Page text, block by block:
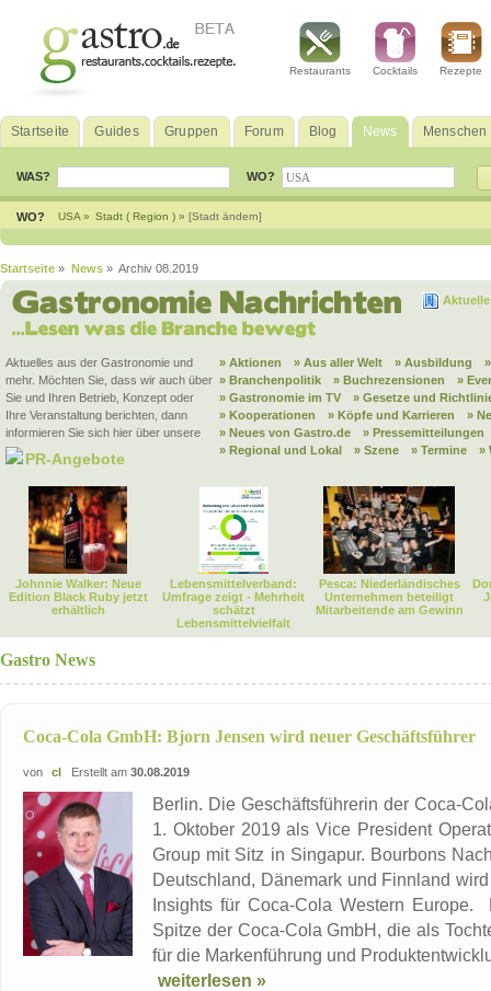
Restaurants Cocktails Rezepte
Startseite Guides Gruppen Forum Blog News Menschen
WAS? WO?
WO? USA » Stadt ( Region ) » [Stadt ändern]
Startseite » News » Archiv 08.2019
Aktuelles aus der Gastronomie und
mehr. Möchten Sie, dass wir auch über
Sie und Ihren Betrieb, Konzept oder
Ihre Veranstaltung berichten, dann
informieren Sie sich hier über unsere
PR-Angebote
» Aktionen » Aus aller Welt » Ausbildung
» Branchenpolitik
» Buchrezensionen
»
» Gastronomie im TV
» Gesetze und
» Kooperationen
» Köpfe und Karrieren
»
» Neues von Gastro.de
» Pressemitteilungen
» Regional und Lokal
» Szene » Termine »
Johnnie Walker: Neue
Edition Black Ruby jetzt
erhältlich
Lebensmittelverband:
Umfrage zeigt - Mehrheit
schätzt
Lebensmittelvielfalt
Pesca: Niederländisches
Unternehmen beteiligt
Mitarbeitende am Gewinn
Gastro News
Coca-Cola GmbH: Bjorn Jensen wird neuer Geschäftsführer
von cl Erstellt am 30.08.2019
Berlin. Die Geschäftsführerin der Coca-
1. Oktober 2019 als Vice President
Group mit Sitz in Singapur. Bourbons
Deutschland, Dänemark und Finnland
Insights für Coca-Cola Western
Spitze der Coca-Cola GmbH, die als
für die Markenführung und
weiterlesen »